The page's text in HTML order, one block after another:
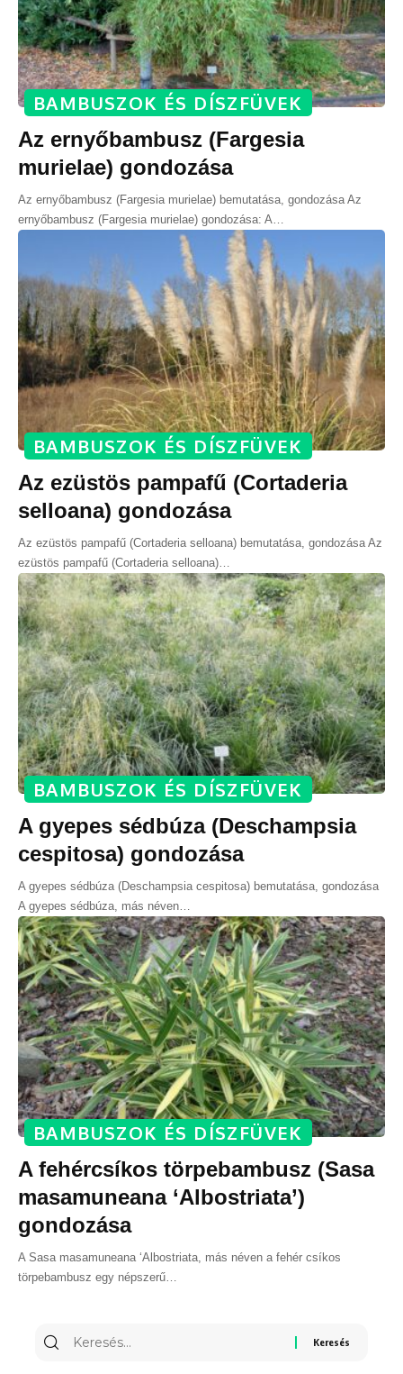
BAMBUSZOK ÉS DÍSZFÜVEK
Az ernyőbambusz (Fargesia
murielae) gondozása
Az ernyőbambusz (Fargesia murielae) bemutatása, gondozása Az
ernyőbambusz (Fargesia murielae) gondozása: A…
BAMBUSZOK ÉS DÍSZFÜVEK
Az ezüstös pampafű (Cortaderia
selloana) gondozása
Az ezüstös pampafű (Cortaderia selloana) bemutatása, gondozása Az
ezüstös pampafű (Cortaderia selloana)…
BAMBUSZOK ÉS DÍSZFÜVEK
A gyepes sédbúza (Deschampsia
cespitosa) gondozása
A gyepes sédbúza (Deschampsia cespitosa) bemutatása, gondozása
A gyepes sédbúza, más néven
BAMBUSZOK ÉS DÍSZFÜVEK
A fehércsíkos törpebambusz (Sasa
masamuneana ‘Albostriata’)
gondozása
A Sasa masamuneana ‘Albostriata, más néven a fehér csíkos
törpebambusz egy népszerű